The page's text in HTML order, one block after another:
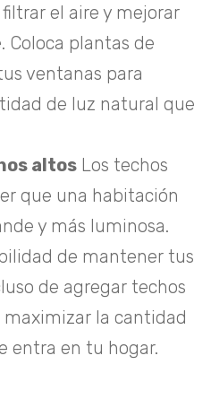
el aire y mejorar
Coloca plantas de
ventanas para
de luz natural que
altos Los techos
que una habitación
y más luminosa.
de mantener tus
de agregar techos
maximizar la cantidad
entra en tu hogar.